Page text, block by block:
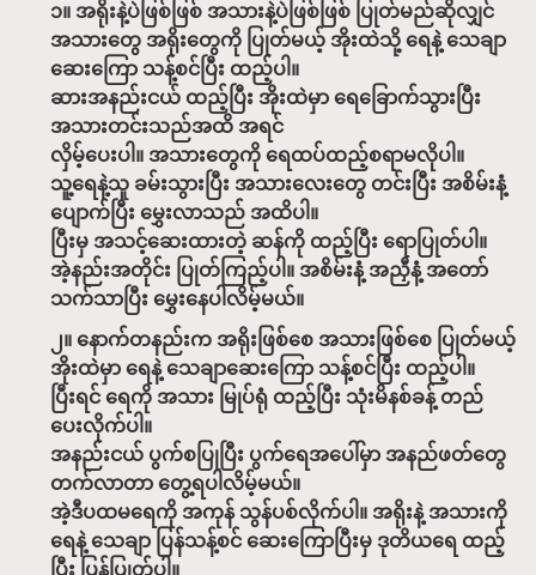
၁။ အရိုးနဲ့ပဲဖြစ်ဖြစ် အသားနဲ့ပဲဖြစ်ဖြစ် ပြုတ်မည်ဆိုလျှင်
အသားတွေ အရိုးတွေကို ပြုတ်မယ့် အိုးထဲသို့ ရေနဲ့ သေချာ
ဆေးကြော သန့်စင်ပြီး ထည့်ပါ။
ဆားအနည်းငယ် ထည့်ပြီး အိုးထဲမှာ ရေခြောက်သွားပြီး
အသားတင်းသည်အထိ အရင်
လှိမ့်ပေးပါ။ အသားတွေကို ရေထပ်ထည့်စရာမလိုပါ။
သူ့ရေနဲ့သူ ခမ်းသွားပြီး အသားလေးတွေ တင်းပြီး အစိမ်းနံ့
ပျောက်ပြီး မွှေးလာသည် အထိပါ။
ပြီးမှ အသင့်ဆေးထားတဲ့ ဆန်ကို ထည့်ပြီး ရောပြုတ်ပါ။
အဲ့နည်းအတိုင်း ပြုတ်ကြည့်ပါ။ အစိမ်းနံ့ အညှီနံ့ အတော်
သက်သာပြီး မွှေးနေပါလိမ့်မယ်။
၂။ နောက်တနည်းက အရိုးဖြစ်စေ အသားဖြစ်စေ ပြုတ်မယ့်
အိုးထဲမှာ ရေနဲ့ သေချာဆေးကြော သန့်စင်ပြီး ထည့်ပါ။
ပြီးရင် ရေကို အသား မြုပ်ရုံ ထည့်ပြီး သုံးမိနစ်ခန့် တည်
ပေးလိုက်ပါ။
အနည်းငယ် ပွက်စပြုပြီး ပွက်ရေအပေါ်မှာ အနည်ဖတ်တွေ
တက်လာတာ တွေ့ရပါလိမ့်မယ်။
အဲ့ဒီပထမရေကို အကုန် သွန်ပစ်လိုက်ပါ။ အရိုးနဲ့ အသားကို
ရေနဲ့ သေချာ ပြန်သန့်စင် ဆေးကြောပြီးမှ ဒုတိယရေ ထည့်
ပြီး ပြန်ပြုတ်ပါ။